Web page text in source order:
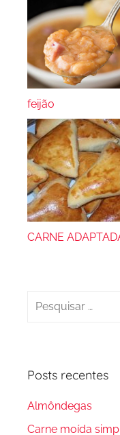
feijão
CARNE
Pesquisar
Posts recentes
Almôndegas
Carne moída